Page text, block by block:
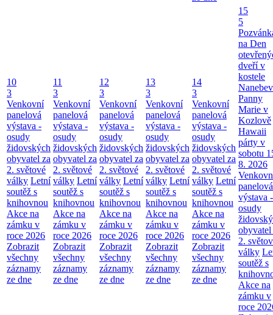
10
3
Venkovní
panelová
výstava -
osudy
židovských
obyvatel za
2. světové
války Letní
soutěž s
knihovnou
Akce na
zámku v
roce 2026
Zobrazit
všechny
záznamy
ze dne
11
3
Venkovní
panelová
výstava -
osudy
židovských
obyvatel za
2. světové
války Letní
soutěž s
knihovnou
Akce na
zámku v
roce 2026
Zobrazit
všechny
záznamy
ze dne
12
3
Venkovní
panelová
výstava -
osudy
židovských
obyvatel za
2. světové
války Letní
soutěž s
knihovnou
Akce na
zámku v
roce 2026
Zobrazit
všechny
záznamy
ze dne
13
3
Venkovní
panelová
výstava -
osudy
židovských
obyvatel za
2. světové
války Letní
soutěž s
knihovnou
Akce na
zámku v
roce 2026
Zobrazit
všechny
záznamy
ze dne
14
3
Venkovní
panelová
výstava -
osudy
židovských
obyvatel za
2. světové
války Letní
soutěž s
knihovnou
Akce na
zámku v
roce 2026
Zobrazit
všechny
záznamy
ze dne
15
5
na Den
dveří v
kostele
Panny
Marie v
Kozlově
Hawaii
párty v
sobotu
8. 2026
panelová
výstava -
osudy
obyvatel
2.
války
soutěž s
Akce na
zámku v
roce